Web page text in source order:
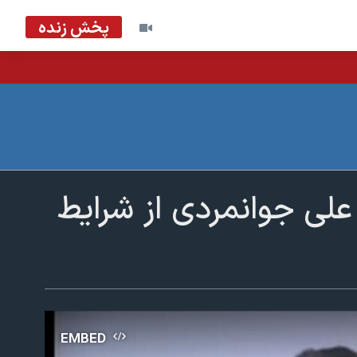
پخش زنده
جوانمردی از شرایط
EMBED